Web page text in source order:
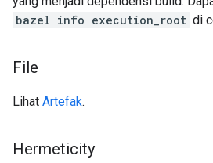
bazel info execution_root di
File
Lihat Artefak.
Hermeticity